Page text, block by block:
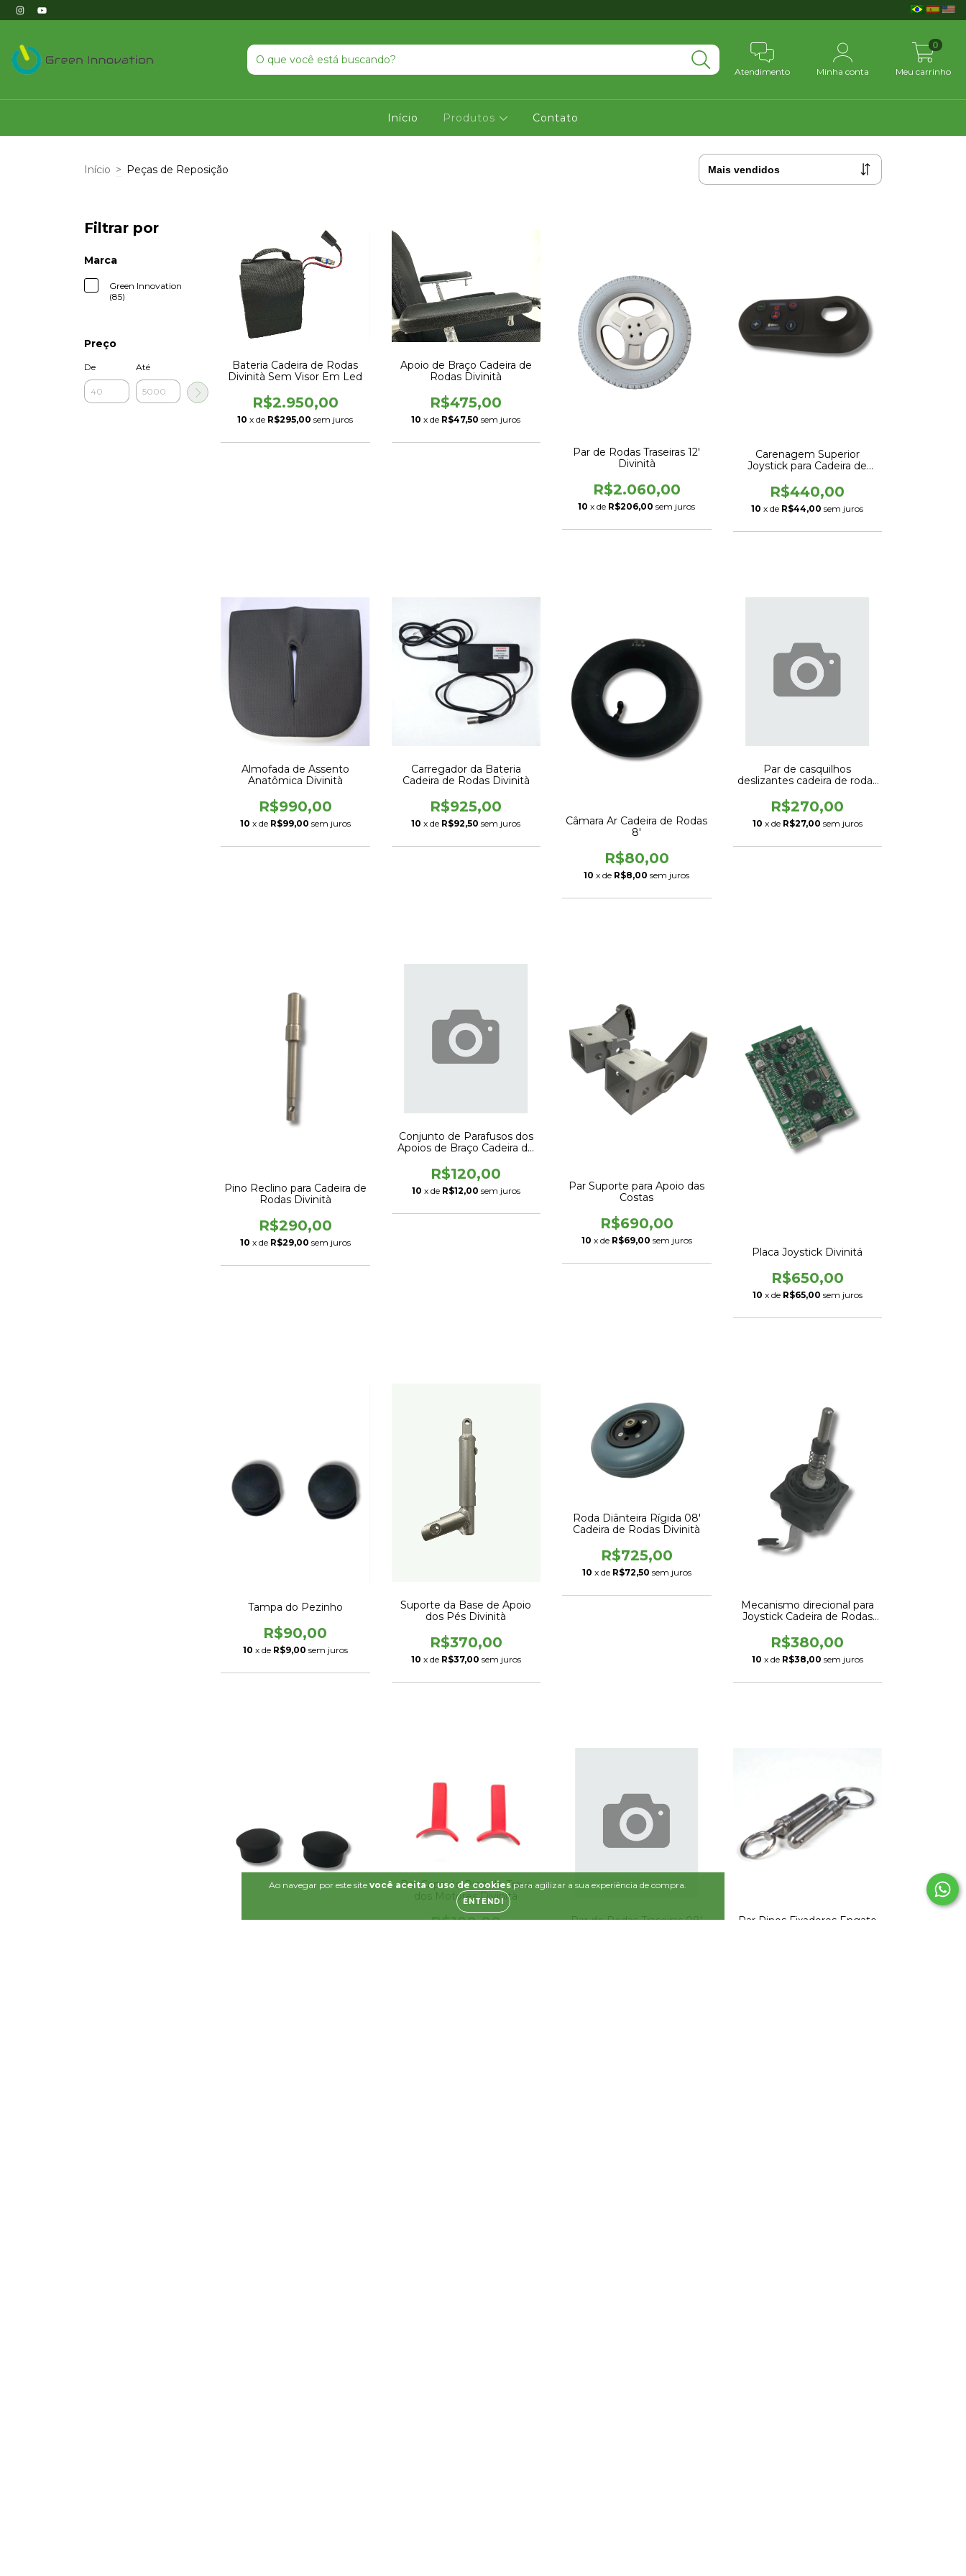
Atendimento Minha conta Meu carrinho
0
Início Produtos Contato
Ao navegar por este site você aceita o uso de cookiespara agilizar a sua experiência de compra.
ENTENDI
Início > Peças de Reposição
Filtrar por
Marca
Green Innovation
(85)
Preço
De Até
Bateria Cadeira de Rodas
Divinità Sem Visor Em Led
R$2.950,00
10 x de R$295,00 sem juros
Apoio de Braço Cadeira de
Rodas Divinità
R$475,00
10 x de R$47,50 sem juros
Par de Rodas Traseiras 12'
Divinità
R$2.060,00
10 x de R$206,00 sem juros
Carenagem Superior
Joystick para Cadeira de
R$440,00
10 x de R$44,00 sem juros
Almofada de Assento
Anatômica Divinità
R$990,00
10 x de R$99,00 sem juros
Carregador da Bateria
Cadeira de Rodas Divinità
R$925,00
10 x de R$92,50 sem juros
Câmara Ar Cadeira de Rodas
8'
R$80,00
10 x de R$8,00 sem juros
Par de casquilhos
deslizantes cadeira de rodas
R$270,00
10 x de R$27,00 sem juros
Pino Reclino para Cadeira de
Rodas Divinità
R$290,00
10 x de R$29,00 sem juros
Conjunto de Parafusos dos
Apoios de Braço Cadeira de
R$120,00
10 x de R$12,00 sem juros
Par Suporte para Apoio das
Costas
R$690,00
10 x de R$69,00 sem juros
Placa Joystick Divinitá
R$650,00
10 x de R$65,00 sem juros
Tampa do Pezinho
R$90,00
10 x de R$9,00 sem juros
Suporte da Base de Apoio
dos Pés Divinità
R$370,00
10 x de R$37,00 sem juros
Roda Diânteira Rígida 08'
Cadeira de Rodas Divinità
R$725,00
10 x de R$72,50 sem juros
Mecanismo direcional para
Joystick Cadeira de Rodas
R$380,00
10 x de R$38,00 sem juros
Par Capa do Pino de Trava
dos Motores Divinità
R$190,00
Par de Rodas Traseiras 08'
Par Pinos Fixadores Engate